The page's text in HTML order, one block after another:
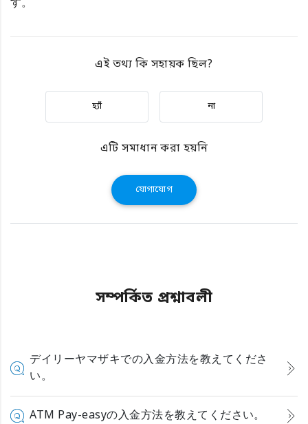
す。
এই তথ্য কি সহায়ক ছিল?
হ্যাঁ না
এটি সমাধান করা হয়নি
যোগাযোগ
সম্পর্কিত প্রশ্নাবলী
デイリーヤマザキでの入金方法を教えてくださ
い。
ATM Pay-easyの入金方法を教えてください。